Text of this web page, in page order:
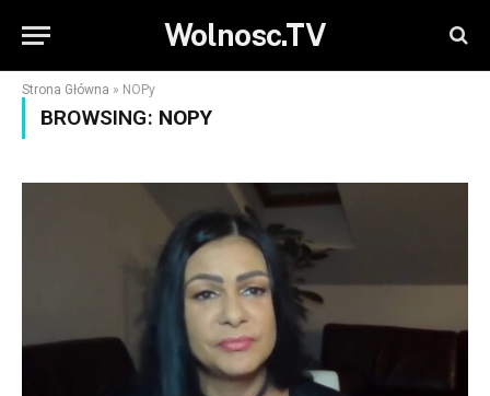
Wolnosc.TV
Strona Główna » NOPy
BROWSING: NOPY